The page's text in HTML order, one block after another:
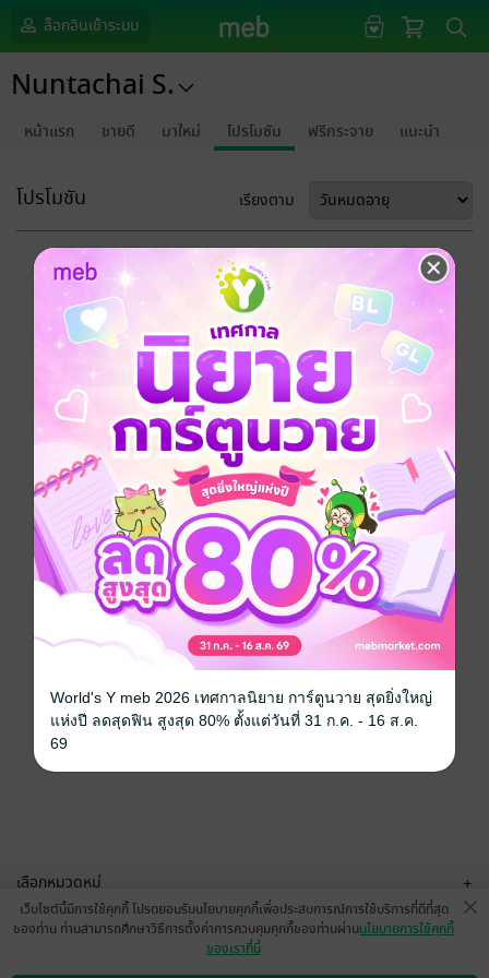
ล็อกอินเข้าระบบ
Nuntachai S.
หน้าแรก ขายดี มาใหม่ โปรโมชัน ฟรีกระจาย แนะนำ
โปรโมชัน เรียงตาม
ขออภัยด้วยนะคะ
ไม่พบข้อมูลในหัวข้อที่คุณกำลังชมค่ะ
เลือกหมวดหมู่ +
บริการช่วยเหลือ
เว็บไซต์นี้มีการใช้คุกกี้ โปรดยอมรับนโยบายคุกกี้เพื่อประสบการณ์การใช้บริการที่ดีที่สุด
ของท่าน ท่านสามารถศึกษาวิธีการตั้งค่าการควบคุมคุกกี้ของท่านผ่านนโยบายการใช้คุกกี้
ของเราที่นี่
World's Y meb 2026 เทศกาลนิยาย การ์ตูนวาย สุดยิ่งใหญ่
แห่งปี ลดสุดฟิน สูงสุด 80% ตั้งแต่วันที่ 31 ก.ค. - 16 ส.ค.
69